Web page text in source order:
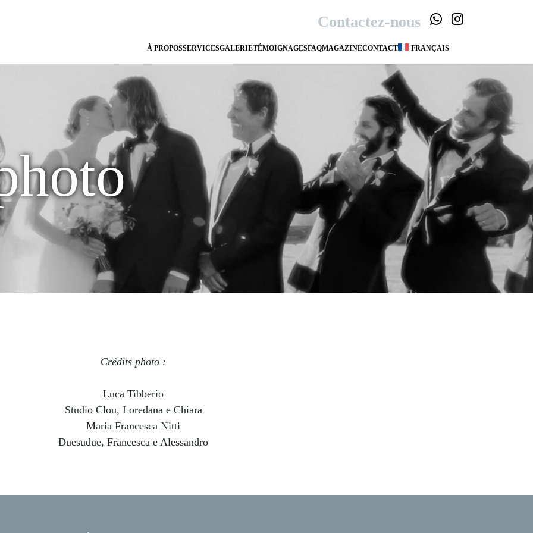
Contactez-nous
À PROPOSSERVICESGALERIETÉMOIGNAGESFAQMAGAZINECONTACT FRANÇAIS
Crédits photo :
Luca Tibberio
Studio Clou, Loredana e Chiara
Maria Francesca Nitti
Duesudue, Francesca e Alessandro